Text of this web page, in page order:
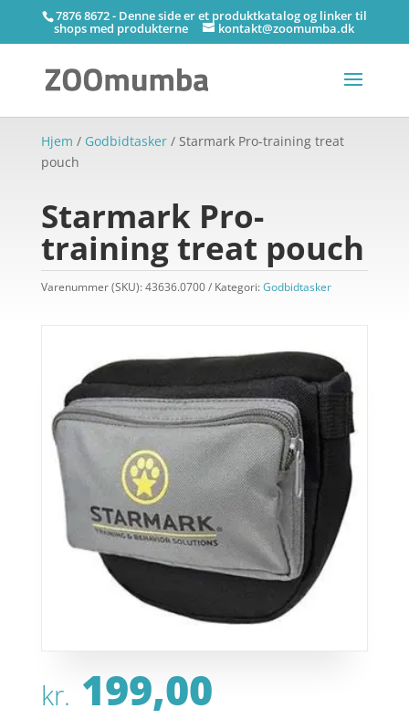
7876 8672 - Denne side er et produktkatalog og linker til
shops med produkterne kontakt@zoomumba.dk
Hjem / Godbidtasker/ Starmark Pro-training treat
pouch
Starmark Pro-
training treat pouch
Varenummer (SKU):43636.0700 Kategori:Godbidtasker
kr. 199,00